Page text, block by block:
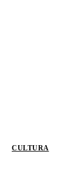
CULTURA